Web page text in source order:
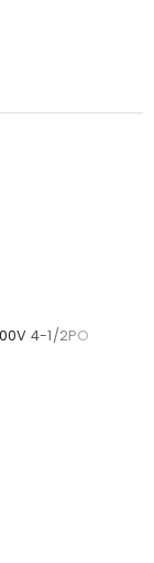
4-1/2PO